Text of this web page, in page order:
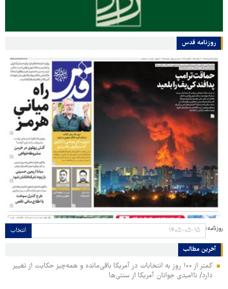
روزنامه قدس
روزنامه: انتخاب
آخرین مطالب
کمتر از ۱۰۰ روز به انتخابات در آمریکا باقی‌مانده و همه‌چیز حکایت از تغییر
دارد/ ناامیدی جوانان آمریکا از سنتی‌ها